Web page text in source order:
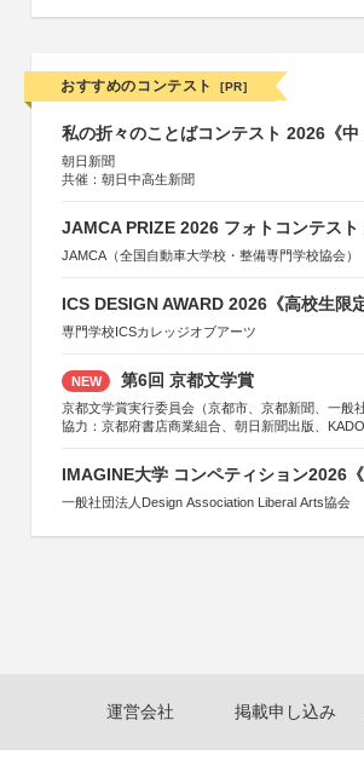
おすすめのコンテスト [PR]
私の折々のことばコンテスト 2026《中
朝日新聞
共催：朝日中高生新聞
JAMCA PRIZE 2026 フォトコンテス
JAMCA（全国自動車大学校・整備専門学校協会）
ICS DESIGN AWARD 2026《高校生限
専門学校ICSカレッジオブアーツ
NEW 第6回 京都文学賞
京都文学賞実行委員会（京都市、京都新聞、一般
協力：京都府書店商業組合、朝日新聞出版、
研究所、双葉社、文藝春秋、ポプラ社、毎日新聞出
IMAGINE大学 コンペティション2026《
一般社団法人Design Association Liberal Arts協会
運営会社 掲載申し込み